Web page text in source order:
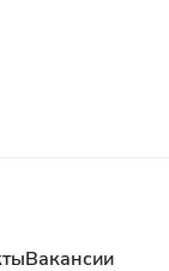
Вакансии